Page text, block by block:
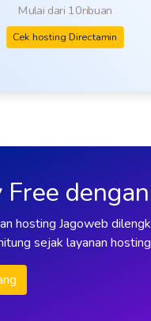
Mulai dari 10ribuan
Cek hosting Directamin
hosting Jagoweb
sejak layanan